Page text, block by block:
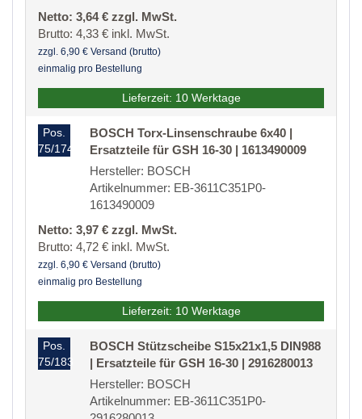
Netto: 3,64 € zzgl. MwSt.
Brutto: 4,33 € inkl. MwSt.
zzgl. 6,90 € Versand (brutto)
einmalig pro Bestellung
Lieferzeit: 10 Werktage
Pos.
75/174
BOSCH Torx-Linsenschraube 6x40 |
Ersatzteile für GSH 16-30 | 1613490009
Hersteller: BOSCH
Artikelnummer: EB-3611C351P0-
1613490009
Netto: 3,97 € zzgl. MwSt.
Brutto: 4,72 € inkl. MwSt.
zzgl. 6,90 € Versand (brutto)
einmalig pro Bestellung
Lieferzeit: 10 Werktage
Pos.
75/183
BOSCH Stützscheibe S15x21x1,5 DIN988
| Ersatzteile für GSH 16-30 | 2916280013
Hersteller: BOSCH
Artikelnummer: EB-3611C351P0-